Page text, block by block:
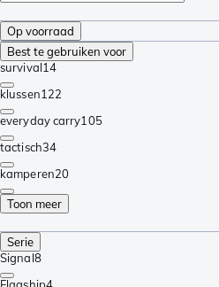
Op voorraad
Best te gebruiken voor
survival14
klussen122
everyday carry105
tactisch34
kamperen20
Toon meer
Serie
Signal8